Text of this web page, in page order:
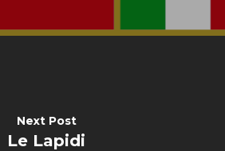
Next Post
Le Lapidi